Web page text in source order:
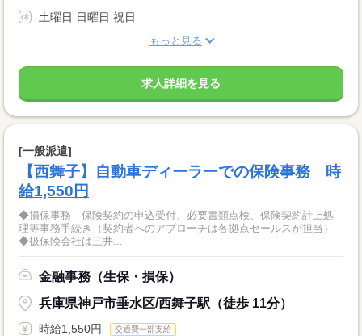
土曜日 日曜日 祝日
もっと見る
求人詳細を見る
[一般派遣]
【西舞子】自動車ディーラーでの保険事務 時
給1,550円
◆損保事務 保険契約の申込受付、必要書類点検、保険契約計上処
理等事務手続き（契約者へのアプローチは各拠点セールスが担当）
◆扱保険会社は三井...
金融事務（生保・損保）
兵庫県神戸市垂水区/西舞子駅（徒歩 11分）
時給1,550円 交通費一部支給